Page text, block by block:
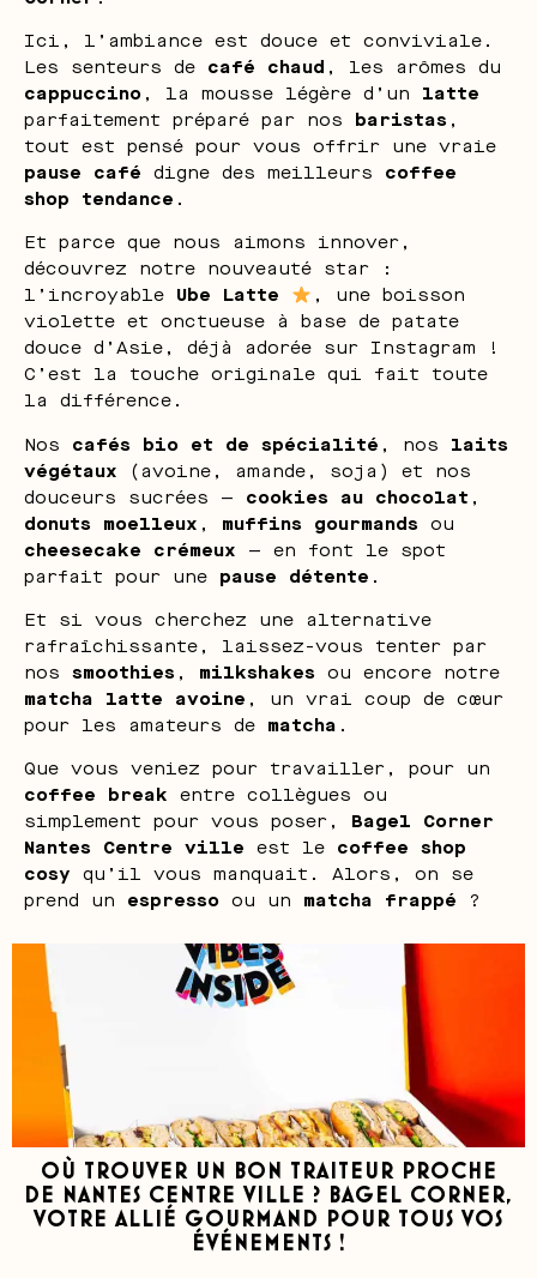
Ici, l’ambiance est douce et conviviale.
Les senteurs de café chaud , les arômes du
cappuccino , la mousse légère d’un latte
parfaitement préparé par nos baristas ,
tout est pensé pour vous offrir une vraie
pause café digne des meilleurs coffee
shop tendance .
Et parce que nous aimons innover,
découvrez notre nouveauté star :
l’incroyable Ube Latte
, une boisson
violette et onctueuse à base de patate
douce d’Asie, déjà adorée sur Instagram !
C’est la touche originale qui fait toute
la différence.
Nos cafés bio et de spécialité , nos laits
végétaux (avoine, amande, soja) et nos
douceurs sucrées — cookies au chocolat ,
donuts moelleux , muffins gourmands ou
cheesecake crémeux — en font le spot
parfait pour une pause détente .
Et si vous cherchez une alternative
rafraîchissante, laissez-vous tenter par
nos smoothies , milkshakes ou encore notre
matcha latte avoine , un vrai coup de cœur
pour les amateurs de matcha .
Que vous veniez pour travailler, pour un
coffee break entre collègues ou
simplement pour vous poser, Bagel Corner
Nantes Centre ville est le coffee shop
cosy qu’il vous manquait. Alors, on se
prend un espresso ou un matcha frappé ?
OÙ TROUVER UN BON TRAITEUR PROCHE
DE NANTES CENTRE VILLE ? BAGEL CORNER,
VOTRE ALLIÉ GOURMAND POUR TOUS VOS
ÉVÉNEMENTS !